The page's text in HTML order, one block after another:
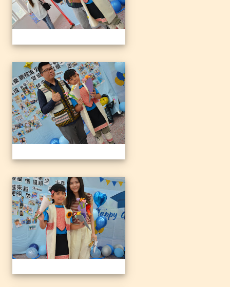
1140612三光國小79屆暨附
1140612三光國小79屆暨附